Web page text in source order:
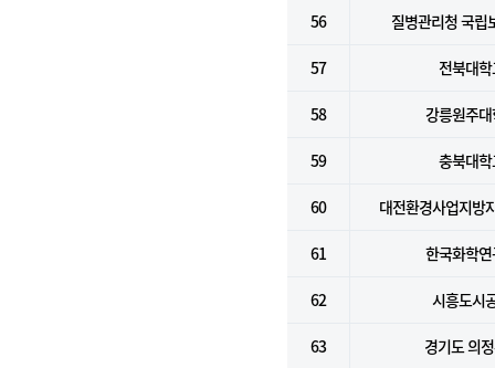
56 질병관리청 국립
57 전북대
58 강릉원주
59 충북대
60 대전환경사업지방
61 한국화학
62 시흥도시
63 경기도 의